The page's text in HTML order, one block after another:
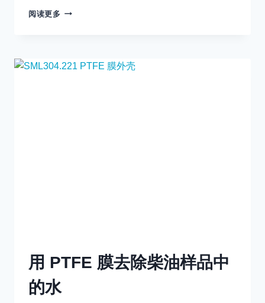
阅读更多
氟
用 PTFE 膜去除柴油样品中
的水